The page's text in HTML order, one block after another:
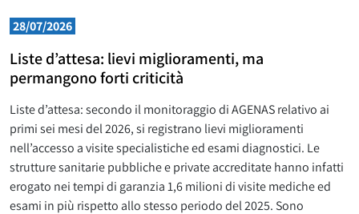
28/07/2026
Liste d’attesa: lievi miglioramenti, ma
permangono forti criticità
Liste d’attesa: secondo il monitoraggio di AGENAS relativo ai
primi sei mesi del 2026, si registrano lievi miglioramenti
nell’accesso a visite specialistiche ed esami diagnostici. Le
strutture sanitarie pubbliche e private accreditate hanno infatti
erogato nei tempi di garanzia 1,6 milioni di visite mediche ed
esami in più rispetto allo stesso periodo del 2025. Sono